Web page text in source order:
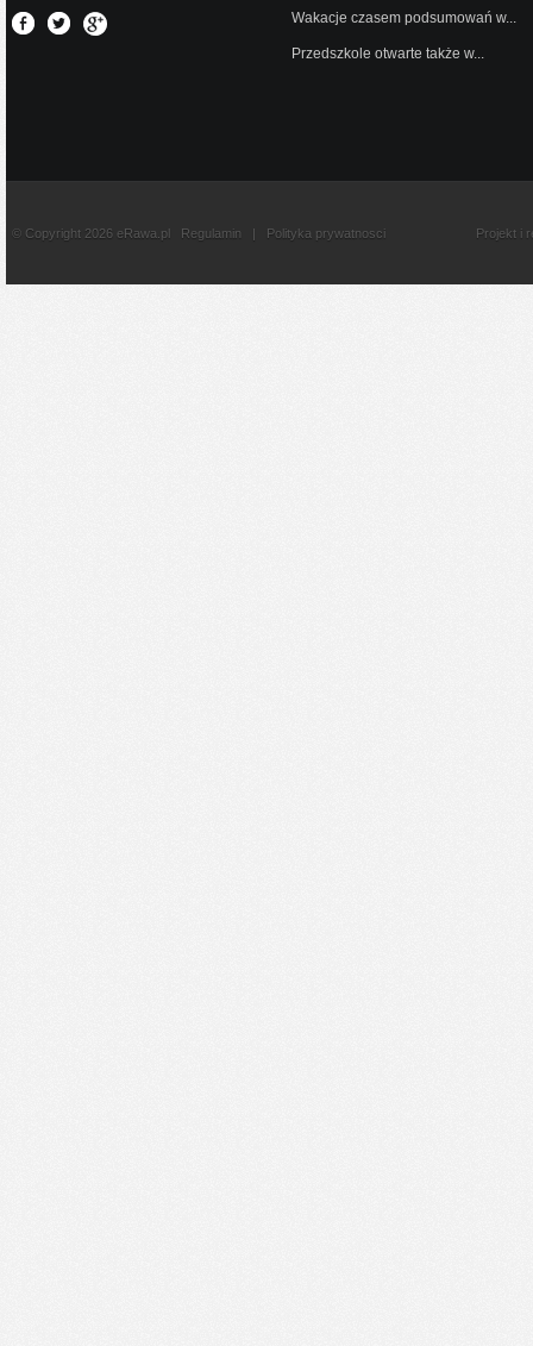
Wakacje czasem podsumowań w...
Przedszkole otwarte także w...
© Copyright 2026 eRawa.pl Regulamin | Polityka prywatnosci Projekt i